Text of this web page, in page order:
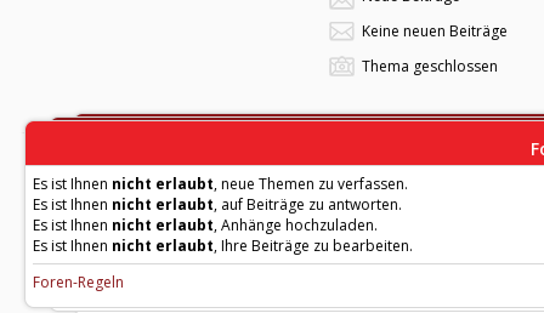
Keine neuen Beiträge
Thema geschlossen
Es ist Ihnen nicht erlaubt, neue Themen zu verfassen.
Es ist Ihnen nicht erlaubt, auf Beiträge zu antworten.
Es ist Ihnen nicht erlaubt, Anhänge hochzuladen.
Es ist Ihnen nicht erlaubt, Ihre Beiträge zu bearbeiten.
Foren-Regeln